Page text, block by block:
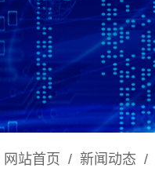
网站首页 / 新闻动态 /